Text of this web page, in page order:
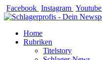
Zum
Inhalt
Facebook Instagram Youtube
Home
Rubriken
Titelstory